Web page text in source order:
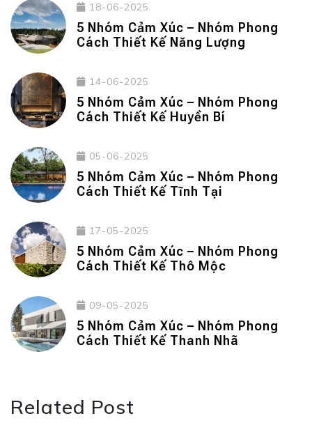
18-06-2025
5 Nhóm Cảm Xúc – Nhóm Phong
Cách Thiết Kế Năng Lượng
14-06-2025
5 Nhóm Cảm Xúc – Nhóm Phong
Cách Thiết Kế Huyền Bí
05-06-2025
5 Nhóm Cảm Xúc – Nhóm Phong
Cách Thiết Kế Tĩnh Tại
17-05-2025
5 Nhóm Cảm Xúc – Nhóm Phong
Cách Thiết Kế Thô Mộc
09-05-2025
5 Nhóm Cảm Xúc – Nhóm Phong
Cách Thiết Kế Thanh Nhã
Related Post